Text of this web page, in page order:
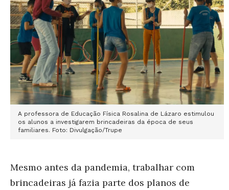
A professora de Educação Física Rosalina de Lázaro estimulou
os alunos a investigarem brincadeiras da época de seus
familiares. Foto: Divulgação/Trupe
Mesmo antes da pandemia, trabalhar com
brincadeiras já fazia parte dos planos de